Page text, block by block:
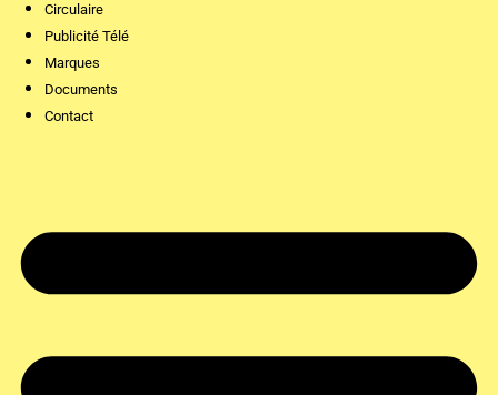
Circulaire
Publicité Télé
Marques
Documents
Contact